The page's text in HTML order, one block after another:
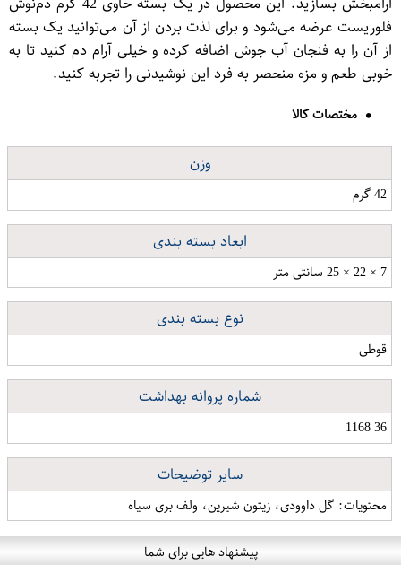
فلوریست عرضه می‌شود و برای لذت بردن از آن می‌توانید یک بسته
از آن را به فنجان آب جوش اضافه کرده و خیلی آرام دم کنید تا به
خوبی طعم و مزه منحصر به فرد این نوشیدنی را تجربه کنید.
مختصات کالا
وزن
42 گرم
ابعاد بسته بندی
7 × 22 × 25 سانتی متر
نوع بسته بندی
قوطی
شماره پروانه بهداشت
36 1168
سایر توضیحات
محتویات: گل داوودی، زیتون شیرین، ولف بری سیاه
پیشنهاد هایی برای شما